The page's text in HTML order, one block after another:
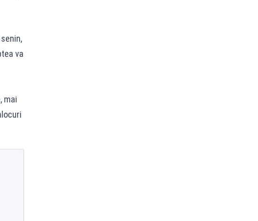
va
mai